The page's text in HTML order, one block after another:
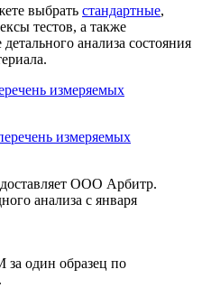
выбрать стандартные,
тестов, а также
анализа состояния
измеряемых
измеряемых
ООО Арбитр.
анализа с января
один образец по